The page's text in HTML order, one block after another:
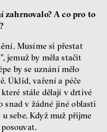
zahrnovalo? A co pro to
Musíme si přestat
jemuž by měla stačit
by se uznání mělo
Úklid, vaření a péče
stále dělají v drtivé
snad v žádné jiné oblasti
sebe. Když muž přijme